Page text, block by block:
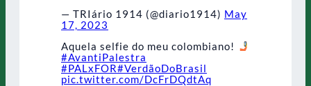
— TRIário 1914 (@diario1914) May
17, 2023
Aquela selfie do meu colombiano!
#AvantiPalestra
#PALxFOR#VerdãoDoBrasil
pic.twitter.com/DcFrDQdtAq